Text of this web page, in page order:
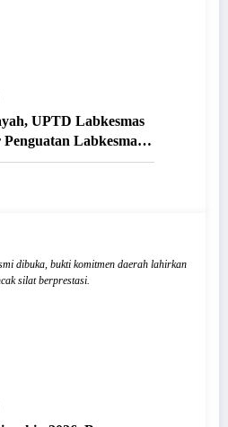
UPTD Labkesmas
Labkesmas
dibuka, bukti komitmen daerah lahirkan
silat berprestasi.